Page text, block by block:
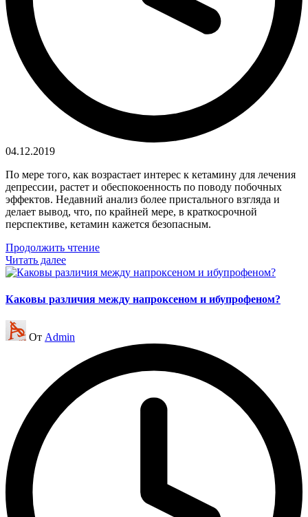
04.12.2019
По мере того, как возрастает интерес к кетамину для лечения
депрессии, растет и обеспокоенность по поводу побочных
эффектов. Недавний анализ более пристального взгляда и
делает вывод, что, по крайней мере, в краткосрочной
перспективе, кетамин кажется безопасным.
Продолжить чтение
Читать далее
Каковы различия между напроксеном и ибупрофеном?
Запись
от
От Admin